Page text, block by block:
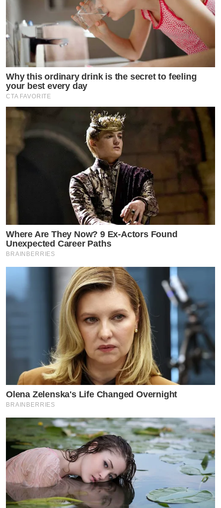
Why this ordinary drink is the secret to feeling
your best every day
CTA FAVORITE
Where Are They Now? 9 Ex-Actors Found
Unexpected Career Paths
BRAINBERRIES
Olena Zelenska's Life Changed Overnight
BRAINBERRIES